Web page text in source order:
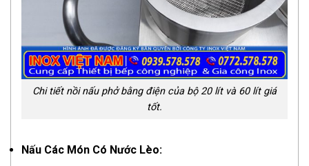
Chi tiết nồi nấu phở bằng điện của bộ 20 lít và 60 lít giá
tốt.
Nấu Các Món Có Nước Lèo: